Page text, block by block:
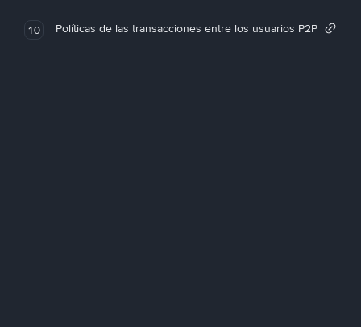
10 Políticas de las transacciones entre los usuarios P2P